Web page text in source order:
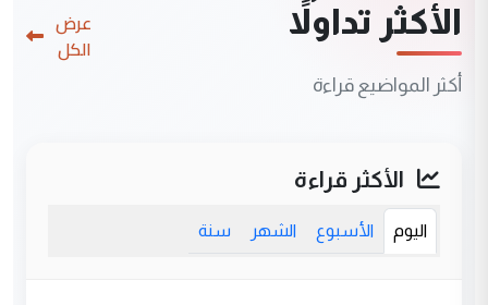
الأكثر تداولاً
أكثر المواضيع قراءة
عرض
الكل
الأكثر قراءة
اليوم الأسبوع الشهر سنة